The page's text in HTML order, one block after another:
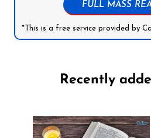
FULL MASS
*This is a free service provided by
Recently